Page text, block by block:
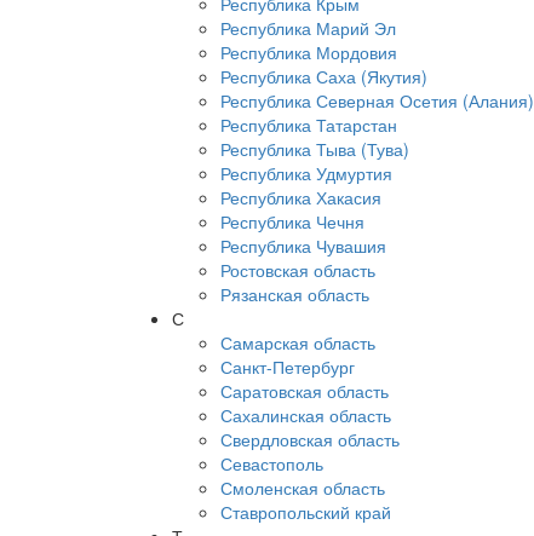
Республика Марий Эл
Республика Мордовия
Республика Саха (Якутия)
Республика Северная Осетия (Алания)
Республика Татарстан
Республика Тыва (Тува)
Республика Удмуртия
Республика Хакасия
Республика Чечня
Республика Чувашия
Ростовская область
Рязанская область
С
Самарская область
Санкт-Петербург
Саратовская область
Сахалинская область
Свердловская область
Севастополь
Смоленская область
Ставропольский край